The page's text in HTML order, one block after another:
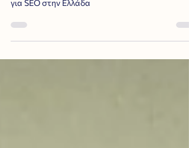
για SEO στην Ελλάδα